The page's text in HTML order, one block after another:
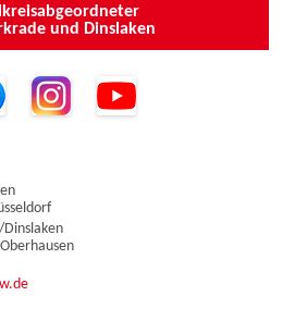
und Dinslaken
Dinslaken